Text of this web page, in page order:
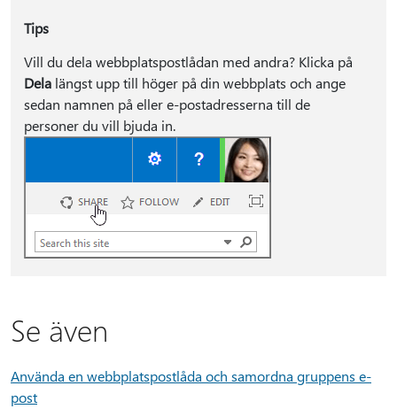
Tips
Vill du dela webbplatspostlådan med andra? Klicka på
Delalängst upp till höger på din webbplats och ange
sedan namnen på eller e-postadresserna till de
personer du vill bjuda in.
Se även
Använda en webbplatspostlåda och samordna gruppens e-
post